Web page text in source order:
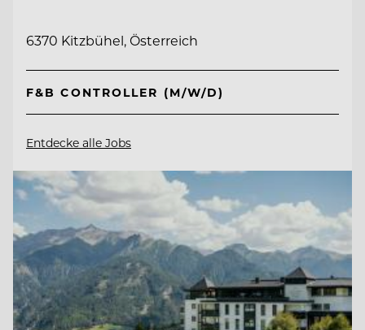
6370 Kitzbühel, Österreich
F&B CONTROLLER (M/W/D)
Entdecke alle Jobs